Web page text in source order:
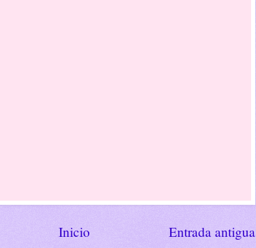
Entrada antigua
Inicio